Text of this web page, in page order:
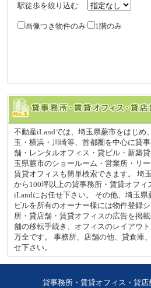
駅徒歩を絞り込む
画像つき物件のみ 1階のみ
不動産iLandでは、埼玉県蕨市をはじめ
玉・横浜・川崎等、首都圏を中心に貸
舗・レンタルオフィス・貸ビル・新築
玉県蕨市のショールーム・営業所・リ
賃貸オフィスも簡単検索できます。 埼
から100坪以上の貸事務所・賃貸オフィ
iLandにお任せ下さい。 その他、埼玉
ビルを所有のオーナー様には物件登録
所・貸店舗・賃貸オフィスの広告を掲
舗の移転手続き、オフィスのレイアウ
万全です。 事務所、店舗の他、貸倉庫
せ下さい。
貸事務所・賃貸オフィス・貸店